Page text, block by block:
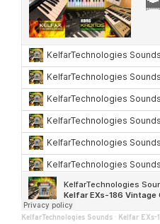
KelfarTechnologies Sounds · Kelfar EXs-